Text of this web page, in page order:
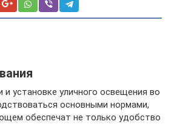
и установке уличного освещения во
основными нормами,
обеспечат не только удобство